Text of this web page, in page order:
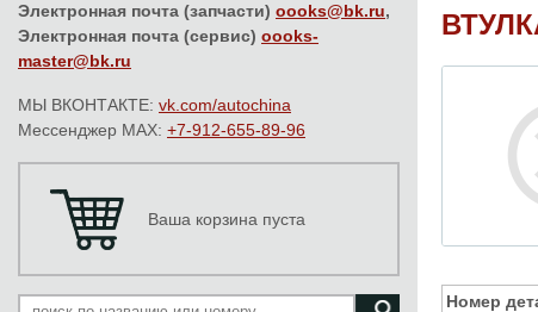
Электронная почта (запчасти) oooks@bk.ru,
Электронная почта (сервис) oooks-
master@bk.ru
МЫ ВКОНТАКТЕ: vk.com/autochina
Мессенджер MAX: +7-912-655-89-96
Ваша корзина пуста
Номер